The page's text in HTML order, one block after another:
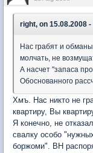
right, on 15.08.2008 -
Нас грабят и
молчать, не
А насчет "запаса
Обоснованного
Хмъ. Нас никто не
квартиру, Вы
Я конечно, не
свалку особо
боржоми". ВН